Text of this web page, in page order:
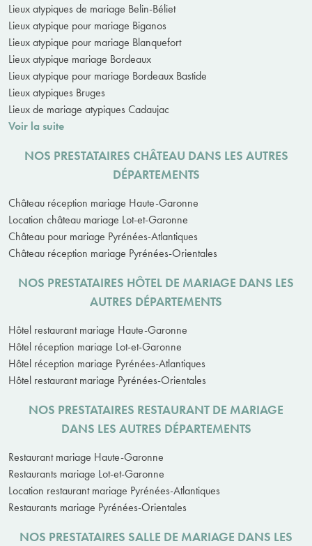
Lieux atypiques de mariage Belin-Béliet
Lieux atypique pour mariage Biganos
Lieux atypique pour mariage Blanquefort
Lieux atypique mariage Bordeaux
Lieux atypique pour mariage Bordeaux Bastide
Lieux atypiques Bruges
Lieux de mariage atypiques Cadaujac
Voir la suite
NOS PRESTATAIRES CHÂTEAU DANS LES AUTRES
DÉPARTEMENTS
Château réception mariage Haute-Garonne
Location château mariage Lot-et-Garonne
Château pour mariage Pyrénées-Atlantiques
Château réception mariage Pyrénées-Orientales
NOS PRESTATAIRES HÔTEL DE MARIAGE DANS LES
AUTRES DÉPARTEMENTS
Hôtel restaurant mariage Haute-Garonne
Hôtel réception mariage Lot-et-Garonne
Hôtel réception mariage Pyrénées-Atlantiques
Hôtel restaurant mariage Pyrénées-Orientales
NOS PRESTATAIRES RESTAURANT DE MARIAGE
DANS LES AUTRES DÉPARTEMENTS
Restaurant mariage Haute-Garonne
Restaurants mariage Lot-et-Garonne
Location restaurant mariage Pyrénées-Atlantiques
Restaurants mariage Pyrénées-Orientales
NOS PRESTATAIRES SALLE DE MARIAGE DANS LES